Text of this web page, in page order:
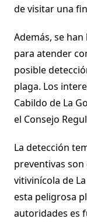
de visitar una
Además, se
para atender
posible
plaga. Los
Cabildo de La
el Consejo
La detección
preventivas
vitivinícola de
esta peligrosa
autoridades es